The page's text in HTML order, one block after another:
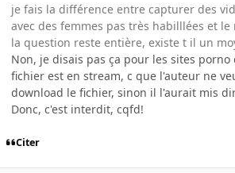
je fais la différence entre capturer des
avec des femmes pas très habilllées et le
la question reste entière, existe t il un
Non, je disais pas ça pour les sites porno
fichier est en stream, c que l'auteur ne
download le fichier, sinon il l'aurait mis
Donc, c'est interdit, cqfd!
Citer